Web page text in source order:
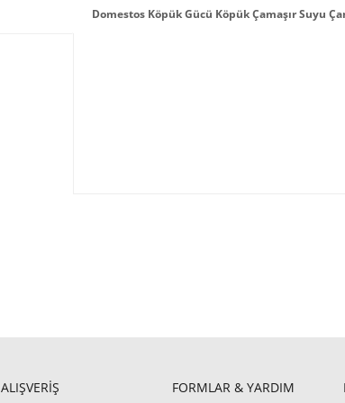
Domestos Köpük Gücü Köpük Çamaşır Suyu
ALIŞVERİŞ FORMLAR & YARDIM